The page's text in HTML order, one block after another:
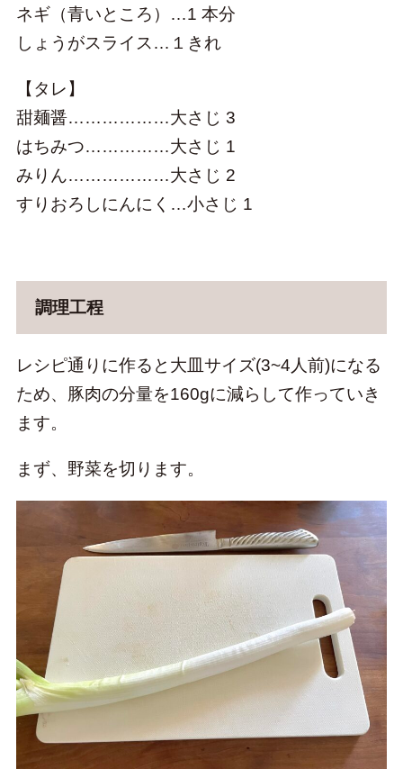
ネギ（青いところ）…1 本分
しょうがスライス…１きれ
【タレ】
甜麺醤………………大さじ 3
はちみつ……………大さじ 1
みりん………………大さじ 2
すりおろしにんにく…小さじ 1
調理工程
レシピ通りに作ると大皿サイズ(3~4人前)になる
ため、豚肉の分量を160gに減らして作っていき
ます。
まず、野菜を切ります。